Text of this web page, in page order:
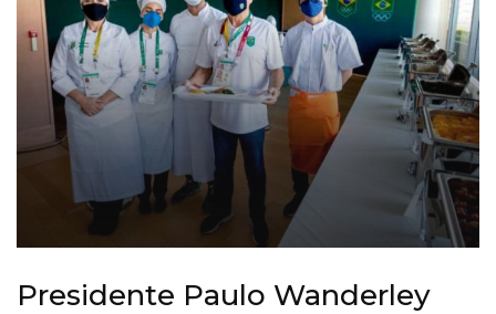
Presidente Paulo Wanderley